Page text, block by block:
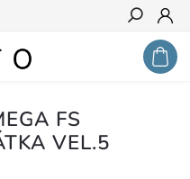
Hledat
FS
VEL.5